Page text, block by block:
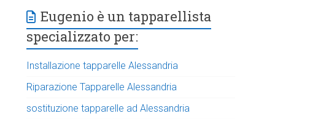
Eugenio è un tapparellista
specializzato per:
Installazione tapparelle Alessandria
Riparazione Tapparelle Alessandria
sostituzione tapparelle ad Alessandria